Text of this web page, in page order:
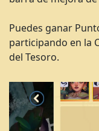
Puedes ganar
participando en la
del Tesoro.